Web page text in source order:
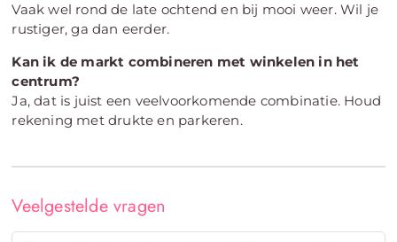
Vaak wel rond de late ochtend en bij mooi weer. Wil je
rustiger, ga dan eerder.
Kan ik de markt combineren met winkelen in het
centrum?
Ja, dat is juist een veelvoorkomende combinatie. Houd
rekening met drukte en parkeren.
Veelgestelde vragen